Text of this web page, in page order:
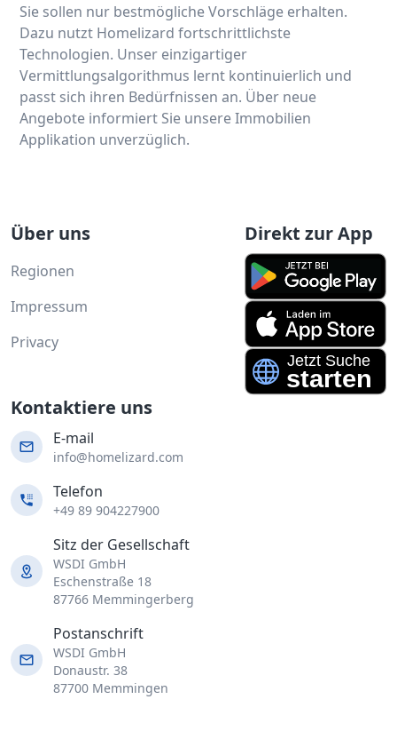
Sie sollen nur bestmögliche Vorschläge erhalten.
Dazu nutzt Homelizard fortschrittlichste
Technologien. Unser einzigartiger
Vermittlungsalgorithmus lernt kontinuierlich und
passt sich ihren Bedürfnissen an. Über neue
Angebote informiert Sie unsere Immobilien
Applikation unverzüglich.
Über uns
Regionen
Impressum
Privacy
Direkt zur App
Kontaktiere uns
E-mail
info@homelizard.com
Telefon
+49 89 904227900
Sitz der Gesellschaft
WSDI GmbH
Eschenstraße 18
87766 Memmingerberg
Postanschrift
WSDI GmbH
Donaustr. 38
87700 Memmingen